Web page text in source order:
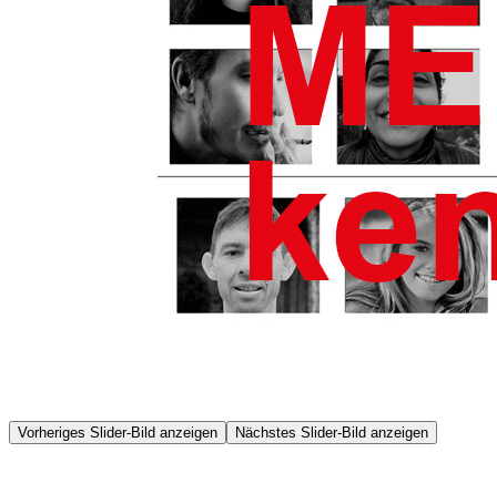
Vorheriges Slider-Bild anzeigen Nächstes Slider-Bild anzeigen